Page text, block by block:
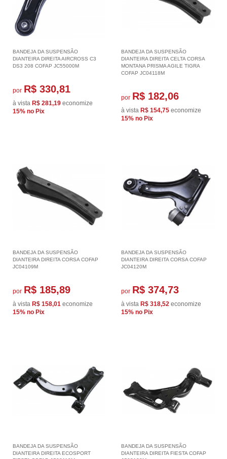
BANDEJA DA SUSPENSÃO
DIANTEIRA DIREITA AIRCROSS C3
DS3 208 COFAP JC55000M
por R$ 330,81
à vista R$ 281,19 economize
15% no Pix
BANDEJA DA SUSPENSÃO
DIANTEIRA DIREITA CELTA CORSA
MONTANA PRISMA AGILE TIGRA
COFAP JC04118M
por R$ 182,06
à vista R$ 154,75 economize
15% no Pix
BANDEJA DA SUSPENSÃO
DIANTEIRA DIREITA CORSA COFAP
JC04109M
por R$ 185,89
à vista R$ 158,01 economize
15% no Pix
BANDEJA DA SUSPENSÃO
DIANTEIRA DIREITA CORSA COFAP
JC04120M
por R$ 374,73
à vista R$ 318,52 economize
15% no Pix
BANDEJA DA SUSPENSÃO
DIANTEIRA DIREITA ECOSPORT
BANDEJA DA SUSPENSÃO
DIANTEIRA DIREITA FIESTA COFAP